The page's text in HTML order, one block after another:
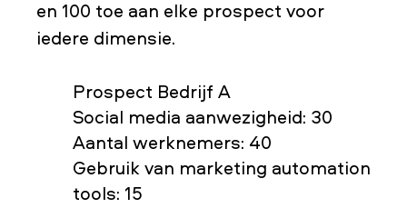
en 100 toe aan elke prospect voor
iedere dimensie.
Prospect Bedrijf A
Social media aanwezigheid: 30
Aantal werknemers: 40
Gebruik van marketing automation
tools: 15